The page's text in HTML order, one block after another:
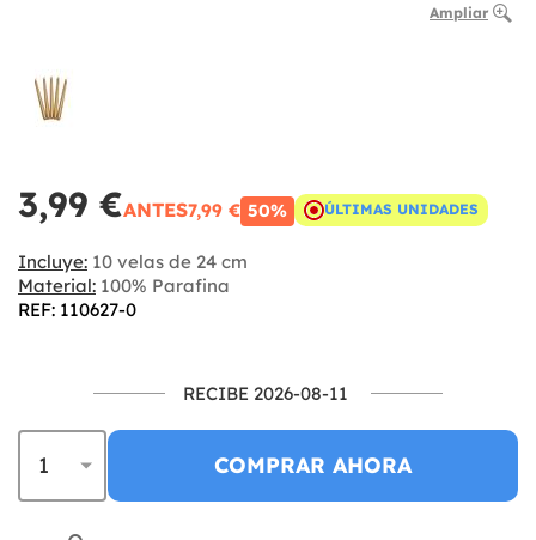
Ampliar
3,99 €ANTES7,99 € 50% ÚLTIMAS UNIDADES
Incluye: 10 velas de 24 cm
Material: 100% Parafina
REF: 110627-0
RECIBE 2026-08-11
COMPRAR AHORA